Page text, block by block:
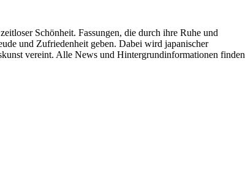
Schönheit. Fassungen, die durch ihre Ruhe und
und Zufriedenheit geben. Dabei wird japanischer
vereint. Alle News und Hintergrundinformationen finden